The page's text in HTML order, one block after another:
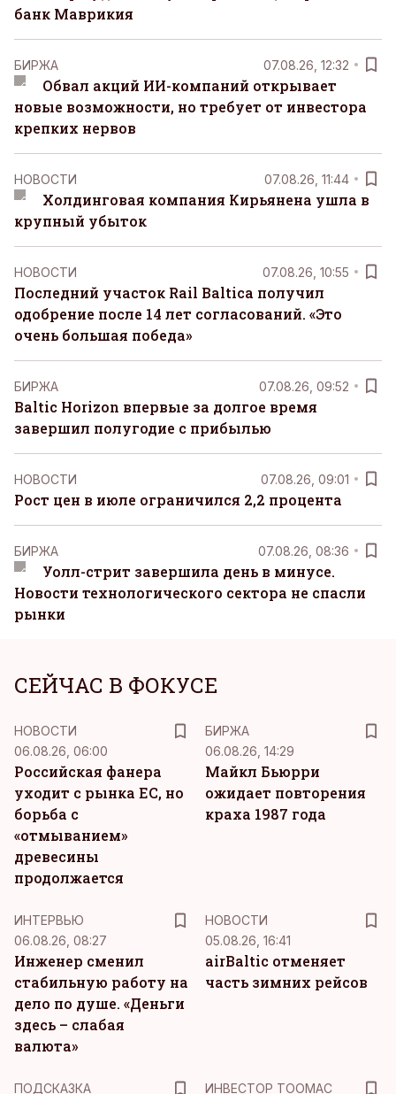
банк Маврикия
БИРЖА 07.08.26, 12:32
Обвал акций ИИ-компаний открывает
новые возможности, но требует от инвестора
крепких нервов
НОВОСТИ 07.08.26, 11:44
Холдинговая компания Кирьянена ушла в
крупный убыток
НОВОСТИ 07.08.26, 10:55
Последний участок Rail Baltica получил
одобрение после 14 лет согласований. «Это
очень большая победа»
БИРЖА 07.08.26, 09:52
Baltic Horizon впервые за долгое время
завершил полугодие с прибылью
НОВОСТИ 07.08.26, 09:01
Рост цен в июле ограничился 2,2 процента
БИРЖА 07.08.26, 08:36
Уолл-стрит завершила день в минусе.
Новости технологического сектора не спасли
рынки
СЕЙЧАС В ФОКУСЕ
НОВОСТИ
06.08.26, 06:00
Российская фанера
уходит с рынка ЕС, но
борьба с
«отмыванием»
древесины
продолжается
БИРЖА
06.08.26, 14:29
Майкл Бьюрри
ожидает повторения
краха 1987 года
ИНТЕРВЬЮ
06.08.26, 08:27
Инженер сменил
стабильную работу на
дело по душе. «Деньги
здесь – слабая
валюта»
НОВОСТИ
05.08.26, 16:41
airBaltic отменяет
часть зимних рейсов
ПОДСКАЗКА ИНВЕСТОР ТООМАС